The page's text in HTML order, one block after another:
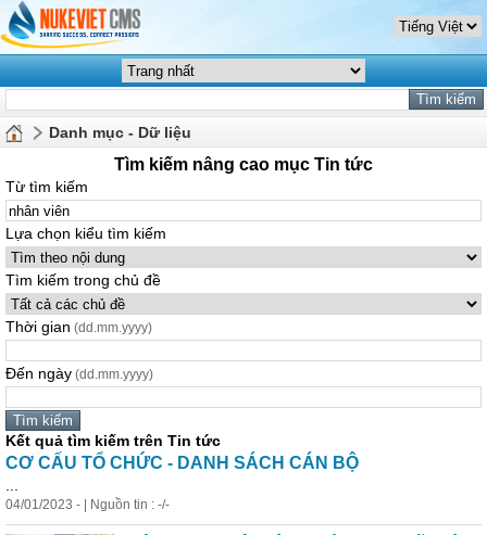
Danh mục - Dữ liệu
Tìm kiếm nâng cao mục Tin tức
Từ tìm kiếm
Lựa chọn kiểu tìm kiếm
Tìm kiếm trong chủ đề
Thời gian (dd.mm.yyyy)
Đến ngày (dd.mm.yyyy)
Kết quả tìm kiếm trên Tin tức
CƠ CẤU TỔ CHỨC - DANH SÁCH CÁN BỘ
04/01/2023 - | Nguồn tin : -/-